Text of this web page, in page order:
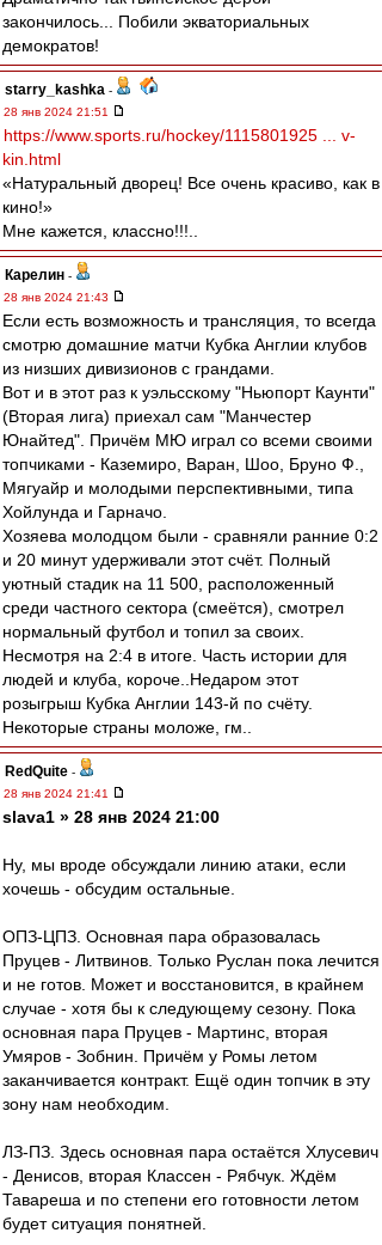
закончилось... Побили экваториальных
демократов!
starry_kashka -
28 янв 2024 21:51
https://www.sports.ru/hockey/1115801925 ... v-
kin.html
«Натуральный дворец! Все очень красиво, как в
кино!»
Мне кажется, классно!!!..
Карелин -
28 янв 2024 21:43
Если есть возможность и трансляция, то всегда
смотрю домашние матчи Кубка Англии клубов
из низших дивизионов с грандами.
Вот и в этот раз к уэльсскому "Ньюпорт Каунти"
(Вторая лига) приехал сам "Манчестер
Юнайтед". Причём МЮ играл со всеми своими
топчиками - Каземиро, Варан, Шоо, Бруно Ф.,
Мягуайр и молодыми перспективными, типа
Хойлунда и Гарначо.
Хозяева молодцом были - сравняли ранние 0:2
и 20 минут удерживали этот счёт. Полный
уютный стадик на 11 500, расположенный
среди частного сектора (смеётся), смотрел
нормальный футбол и топил за своих.
Несмотря на 2:4 в итоге. Часть истории для
людей и клуба, короче..Недаром этот
розыгрыш Кубка Англии 143-й по счёту.
Некоторые страны моложе, гм..
RedQuite -
28 янв 2024 21:41
slava1 » 28 янв 2024 21:00
Ну, мы вроде обсуждали линию атаки, если
хочешь - обсудим остальные.
ОПЗ-ЦПЗ. Основная пара образовалась
Пруцев - Литвинов. Только Руслан пока лечится
и не готов. Может и восстановится, в крайнем
случае - хотя бы к следующему сезону. Пока
основная пара Пруцев - Мартинс, вторая
Умяров - Зобнин. Причём у Ромы летом
заканчивается контракт. Ещё один топчик в эту
зону нам необходим.
ЛЗ-ПЗ. Здесь основная пара остаётся Хлусевич
- Денисов, вторая Классен - Рябчук. Ждём
Тавареша и по степени его готовности летом
будет ситуация понятней.